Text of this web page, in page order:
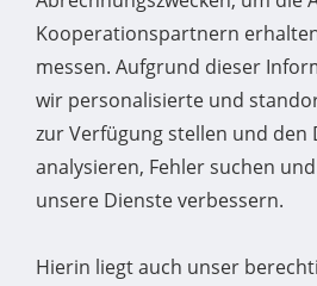
Kooperationspartnern
messen. Aufgrund dieser
wir personalisierte und
zur Verfügung stellen und den
analysieren, Fehler suchen
unsere Dienste verbessern.
Hierin liegt auch unser